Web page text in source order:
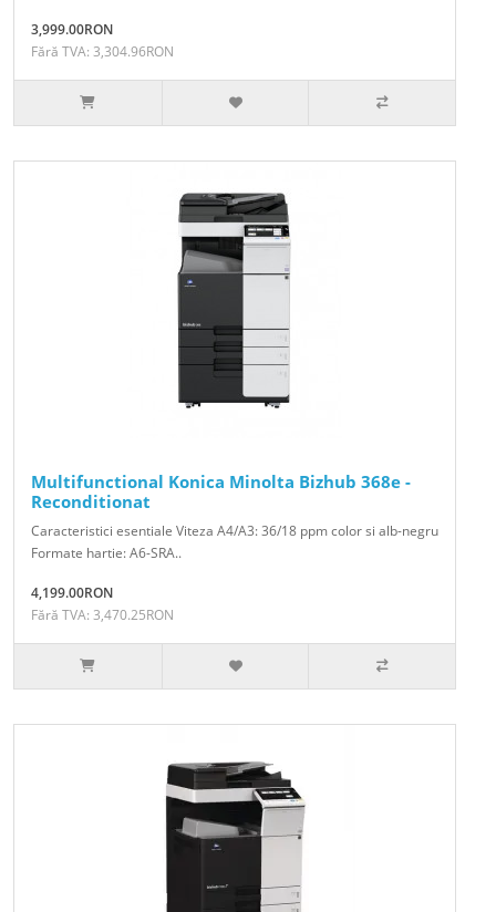
3,999.00RON
Fără TVA: 3,304.96RON
Multifunctional Konica Minolta Bizhub 368e -
Reconditionat
Caracteristici esentiale Viteza A4/A3: 36/18 ppm color si alb-negru
Formate hartie: A6-SRA..
4,199.00RON
Fără TVA: 3,470.25RON